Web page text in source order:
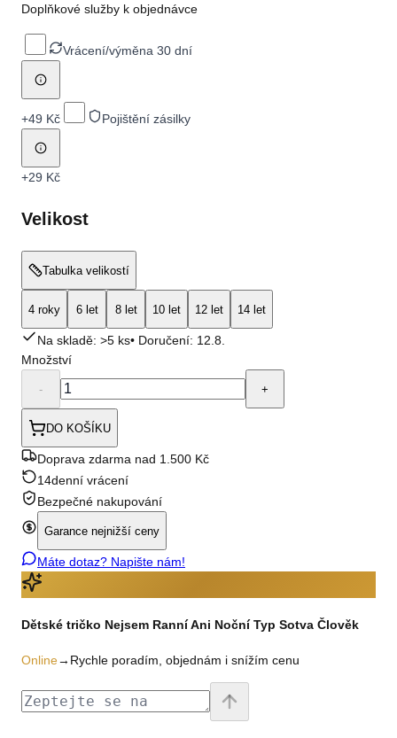
Doplňkové služby k objednávce
Vrácení/výměna 30 dní
+49 Kč Pojištění zásilky
+29 Kč
Velikost
Tabulka velikostí
4 roky 6 let 8 let 10 let 12 let 14 let
Na skladě: >5 ks• Doručení: 12.8.
Množství
- +
DO KOŠÍKU
Doprava zdarma nad 1.500 Kč
14denní vrácení
Bezpečné nakupování
Garance nejnižší ceny
Máte dotaz? Napište nám!
Dětské tričko Nejsem Ranní Ani Noční Typ Sotva Člověk
Online→ Rychle poradím, objednám i snížím cenu